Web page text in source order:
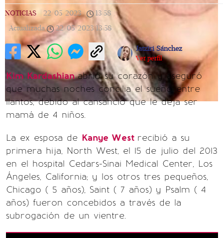
NOTICIAS 22/05/2023 | 13:58
Actualizada
22/05/2023 13:58
Jatziri Sánchez
Ver perfil
Kim Kardashianabrió su corazón y aseguró
que muchas noches concilia el sueño entre
llantos, debido al cansancio que le deja ser
mamá de 4 niños.
La ex esposa de Kanye West recibió a su
primera hija, North West, el 15 de julio del 2013
en el hospital Cedars-Sinai Medical Center, Los
Ángeles, California; y los otros tres pequeños,
Chicago ( 5 años), Saint ( 7 años) y Psalm ( 4
años) fueron concebidos a través de la
subrogación de un vientre.